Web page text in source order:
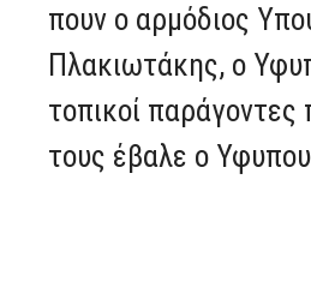
πουν ο αρμόδιος
Πλακιωτάκης, ο
τοπικοί
τους έβαλε ο